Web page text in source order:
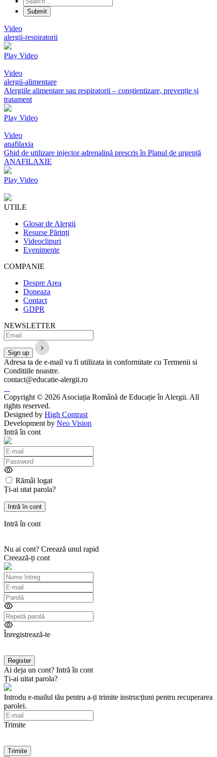
Video
alergii-respiratorii
Play Video
Video
alergii-alimentare
Alergiile alimentare sau respiratorii – conștientizare, prevenție și
tratament
Play Video
Video
anafilaxia
Ghid de utilizare injector adrenalină prescris în Planul de urgență
ANAFILAXIE
Play Video
UTILE
Glosar de Alergii
Resurse Părinți
Videoclipuri
Evenimente
COMPANIE
Despre Area
Doneaza
Contact
GDPR
NEWSLETTER
Adresa ta de e-mail va fi utilizata in conformitate cu Termenii si
Conditiile noastre.
contact@educatie-alergii.ro
Copyright © 2026 Asociația Română de Educație în Alergii. All
rights reserved.
Designed by High Contrast
Development by Neo Vision
Intră în cont
Rămâi logat
Ți-ai utat parola?
Intră în cont
Nu ai cont? Creează unul rapid
Creează-ți cont
Înregistrează-te
Ai deja un cont? Intră în cont
Ți-ai uitat parola?
Introdu e-mailul tău pentru a-ți trimite instrucțiuni pentru recuperarea
parolei.
Trimite